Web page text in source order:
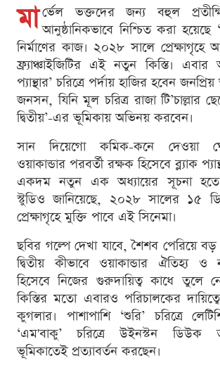
মা র্ভেল ভক্তদের জন্য বহুল
আনুষ্ঠানিকভাবে নিশ্চিত করা হয়েছে
নির্মাণের কাজ। ২০২৮ সালে প্রেক্ষাগৃহে
ফ্র্যাঞ্চাইজিটির এই নতুন কিস্তি। এবার
প্যান্থার’ চরিত্রে পর্দায় হাজির হবেন
জনসন, যিনি মূল চরিত্র রাজা টি’চাল্লার ছেলে
দ্বিতীয়’-এর ভূমিকায় অভিনয় করবেন।
সান দিয়েগো কমিক-কনে দেওয়া
ওয়াকান্ডার পরবর্তী রক্ষক হিসেবে ব্ল্যাক
একদম নতুন এক অধ্যায়ের সূচনা হতে
স্টুডিও জানিয়েছে, ২০২৮ সালের ১৫
প্রেক্ষাগৃহে মুক্তি পাবে এই সিনেমা।
ছবির গল্পে দেখা যাবে, শৈশব পেরিয়ে বড়
দ্বিতীয় কীভাবে ওয়াকান্ডার ঐতিহ্য
হিসেবে নিজের গুরুদায়িত্ব কাধে তুলে
কিস্তির মতো এবারও পরিচালকের
কুগলার। পাশাপাশি ‘শুরি’ চরিত্রে
‘এম'বাকু’ চরিত্রে উইনস্টন ডিউক
ভূমিকাতেই প্রত্যাবর্তন করছেন।